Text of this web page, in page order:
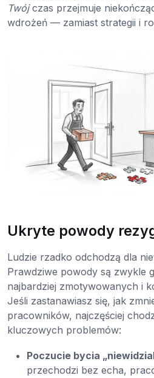
Twójczas przejmuje
wdrożeń — zamiast strategii i
Ukryte powody
Ludzie rzadko odchodzą dla
Prawdziwe powody są zwykle
najbardziej zmotywowanych i
Jeśli zastanawiasz się, jak
pracowników, najczęściej
kluczowych problemów:
Poczucie bycia
przechodzi bez echa,